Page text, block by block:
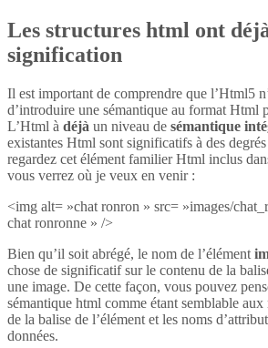
Les structures html ont
signification
Il est important de comprendre que l’Html5
d’introduire une sémantique au format Html
L’Html à déjà un niveau de sémantique
existantes Html sont significatifs à des
regardez cet élément familier Html inclus
vous verrez où je veux en venir :
<img alt= »chat ronron » src= »images/
chat ronronne » />
Bien qu’il soit abrégé, le nom de l’élément
chose de significatif sur le contenu de la
une image. De cette façon, vous pouvez
sémantique html comme étant semblable
de la balise de l’élément et les noms
données.